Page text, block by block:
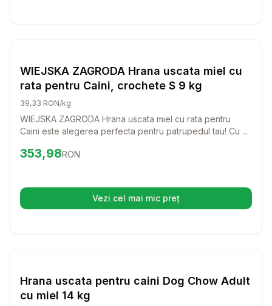
Hrana Uscata Caini
WIEJSKA ZAGRODA Hrana uscata miel cu
rata pentru Caini, crochete S 9 kg
39,33 RON/kg
WIEJSKA ZAGRODA Hrana uscata miel cu rata pentru
Caini este alegerea perfecta pentru patrupedul tau! Cu un
face ca fiecare masa sa fie o bucurie pentru cainele tau.
Preț: 353.98 RON
353,98RON
Vezi cel mai mic preț(se deschide într-o filă nouă)
Hrana Uscata Caini
Hrana uscata pentru caini Dog Chow Adult
cu miel 14 kg